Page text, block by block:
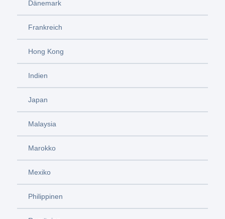
Dänemark
Frankreich
Hong Kong
Indien
Japan
Malaysia
Marokko
Mexiko
Philippinen